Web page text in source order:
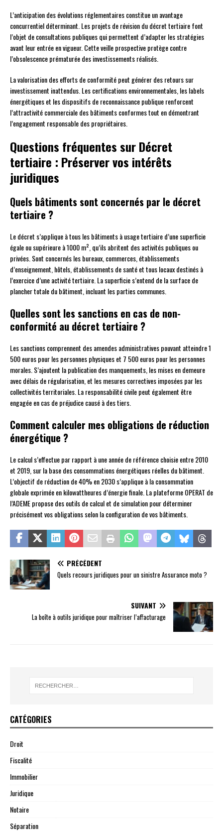
L’anticipation des évolutions réglementaires constitue un avantage
concurrentiel déterminant. Les projets de révision du décret tertiaire font
l’objet de consultations publiques qui permettent d’adapter les stratégies
avant leur entrée en vigueur. Cette veille prospective protège contre
l’obsolescence prématurée des investissements réalisés.
La valorisation des efforts de conformité peut générer des retours sur
investissement inattendus. Les certifications environnementales, les labels
énergétiques et les dispositifs de reconnaissance publique renforcent
l’attractivité commerciale des bâtiments conformes tout en démontrant
l’engagement responsable des propriétaires.
Questions fréquentes sur Décret
tertiaire : Préserver vos intérêts
juridiques
Quels bâtiments sont concernés par le décret
tertiaire ?
Le décret s’applique à tous les bâtiments à usage tertiaire d’une superficie
égale ou supérieure à 1000 m², qu’ils abritent des activités publiques ou
privées. Sont concernés les bureaux, commerces, établissements
d’enseignement, hôtels, établissements de santé et tous locaux destinés à
l’exercice d’une activité tertiaire. La superficie s’entend de la surface de
plancher totale du bâtiment, incluant les parties communes.
Quelles sont les sanctions en cas de non-
conformité au décret tertiaire ?
Les sanctions comprennent des amendes administratives pouvant atteindre 1
500 euros pour les personnes physiques et 7 500 euros pour les personnes
morales. S’ajoutent la publication des manquements, les mises en demeure
avec délais de régularisation, et les mesures correctives imposées par les
collectivités territoriales. La responsabilité civile peut également être
engagée en cas de préjudice causé à des tiers.
Comment calculer mes obligations de réduction
énergétique ?
Le calcul s’effectue par rapport à une année de référence choisie entre 2010
et 2019, sur la base des consommations énergétiques réelles du bâtiment.
L’objectif de réduction de 40% en 2030 s’applique à la consommation
globale exprimée en kilowattheures d’énergie finale. La plateforme OPERAT de
l’ADEME propose des outils de calcul et de simulation pour déterminer
précisément vos obligations selon la configuration de vos bâtiments.
PRÉCÉDENT
Quels recours juridiques pour un sinistre Assurance moto ?
SUIVANT
La boîte à outils juridique pour maîtriser l’affacturage
CATÉGORIES
Droit
Fiscalité
Immobilier
Juridique
Notaire
Séparation